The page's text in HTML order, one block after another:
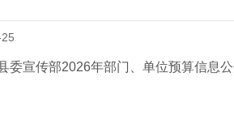
委宣传部2026年部门、单位预算信息